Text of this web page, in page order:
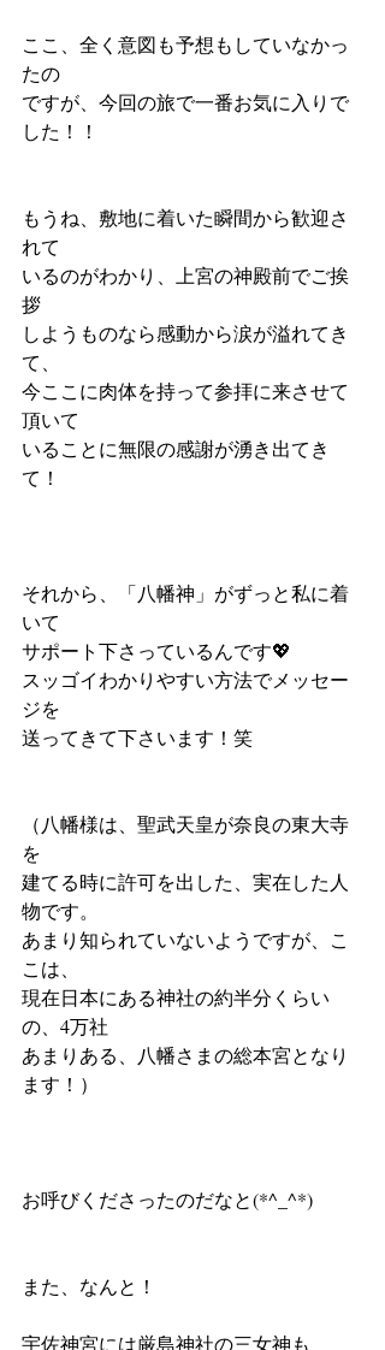
ここ、全く意図も予想もしていなかっ
たの
ですが、今回の旅で一番お気に入りで
した！！
もうね、敷地に着いた瞬間から歓迎さ
れて
いるのがわかり、上宮の神殿前でご挨
拶
しようものなら感動から涙が溢れてき
て、
今ここに肉体を持って参拝に来させて
頂いて
いることに無限の感謝が湧き出てき
て！
それから、「八幡神」がずっと私に着
いて
サポート下さっているんです💖
スッゴイわかりやすい方法でメッセー
ジを
送ってきて下さいます！笑
（八幡様は、聖武天皇が奈良の東大寺
を
建てる時に許可を出した、実在した人
物です。
あまり知られていないようですが、こ
こは、
現在日本にある神社の約半分くらい
の、4万社
あまりある、八幡さまの総本宮となり
ます！）
お呼びくださったのだなと(*^_^*)
また、なんと！
宇佐神宮には厳島神社の三女神も